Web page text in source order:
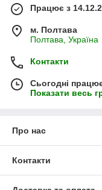
Працює з
м. Полтава
Полтава, Україна
Контакти
Сьогодні
Показати весь
Про нас
Контакти